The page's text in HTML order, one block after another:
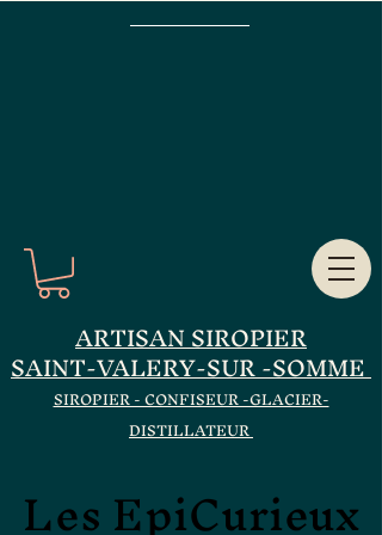
ARTISAN SIROPIER
SAINT-VALERY-SUR -SOMME
SIROPIER - CONFISEUR -GLACIER-
DISTILLATEUR
Les EpiCurieux
Les EpiCurieux